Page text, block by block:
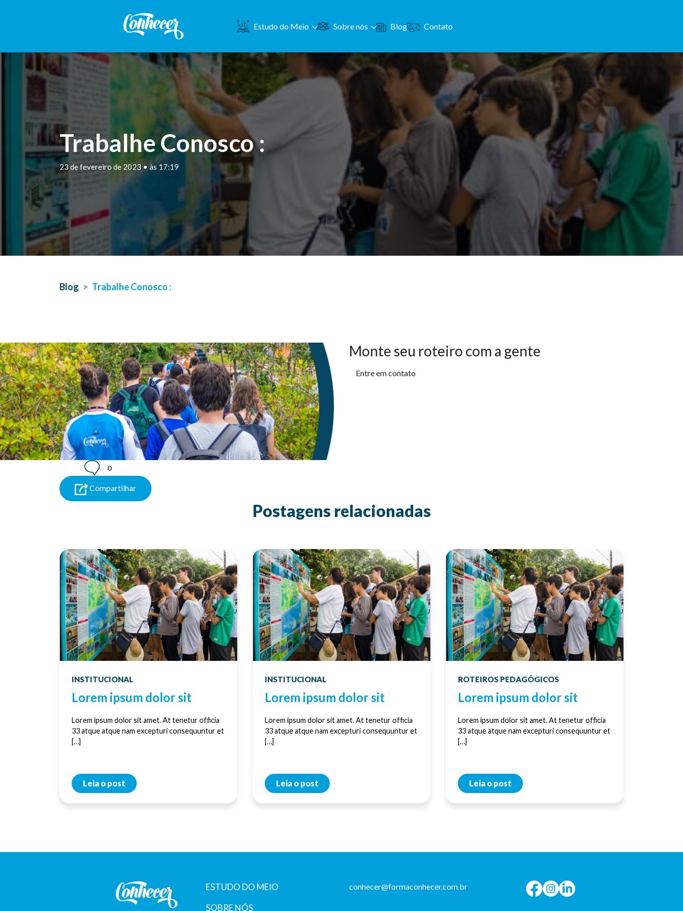
Estudo do Meio Sobre nós Blog Contato
Trabalhe Conosco :
23 de fevereiro de 2023 • às 17:19
Blog Trabalhe Conosco :
Monte seu roteiro com a gente
Entre em contato
0
Compartilhar
Postagens relacionadas
INSTITUCIONAL
Lorem ipsum dolor sit
Lorem ipsum dolor sit amet. At tenetur officia
33 atque atque nam excepturi consequuntur et
[…]
Leia o post
INSTITUCIONAL
Lorem ipsum dolor sit
Lorem ipsum dolor sit amet. At tenetur officia
33 atque atque nam excepturi consequuntur et
[…]
Leia o post
ROTEIROS PEDAGÓGICOS
Lorem ipsum dolor sit
Lorem ipsum dolor sit amet. At tenetur officia
33 atque atque nam excepturi consequuntur et
[…]
Leia o post
ESTUDO DO MEIO
SOBRE NÓS
conhecer@formaconhecer.com.br